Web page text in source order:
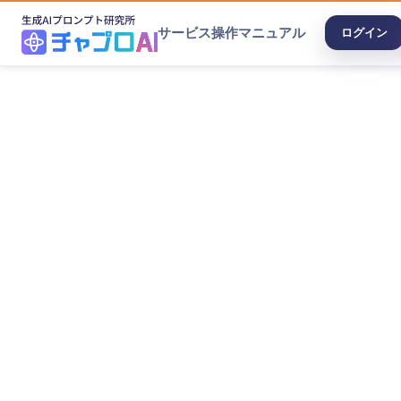
サービス操作マニュアル ログイン